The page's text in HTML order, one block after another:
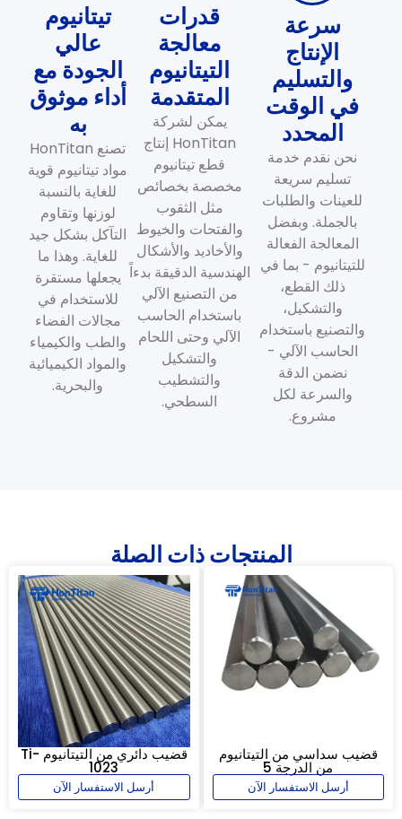
سرعة
الإنتاج
والتسليم
في الوقت
المحدد
نحن نقدم خدمة
تسليم سريعة
للعينات والطلبات
بالجملة. وبفضل
المعالجة الفعالة
للتيتانيوم - بما في
ذلك القطع،
والتشكيل،
والتصنيع باستخدام
الحاسب الآلي -
نضمن الدقة
والسرعة لكل
مشروع.
قدرات
معالجة
التيتانيوم
المتقدمة
يمكن لشركة
HonTitan إنتاج
قطع تيتانيوم
مخصصة بخصائص
مثل الثقوب
والفتحات والخيوط
والأخاديد والأشكال
الهندسية الدقيقة بدءاً
من التصنيع الآلي
باستخدام الحاسب
الآلي وحتى اللحام
والتشكيل
والتشطيب
السطحي.
تيتانيوم
عالي
الجودة مع
أداء موثوق
به
تصنع HonTitan
مواد تيتانيوم قوية
للغاية بالنسبة
لوزنها وتقاوم
التآكل بشكل جيد
للغاية. وهذا ما
يجعلها مستقرة
للاستخدام في
مجالات الفضاء
والطب والكيمياء
والمواد الكيميائية
والبحرية.
المنتجات ذات الصلة
قضيب سداسي من التيتانيوم
من الدرجة 5
أرسل الاستفسار الآن
قضيب دائري من التيتانيوم Ti-
1023
أرسل الاستفسار الآن